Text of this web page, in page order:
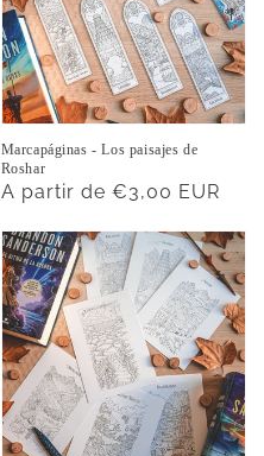
Marcapáginas - Los paisajes de
Roshar
Precio
A partir de €3,00 EUR